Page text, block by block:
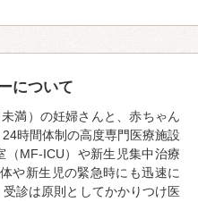
について
満）の妊婦さんと、赤ちゃん
時間体制の高度専門医療施設
（MF-ICU）や新生児集中治療
や新生児の緊急時にも迅速に
診は原則としてかかりつけ医